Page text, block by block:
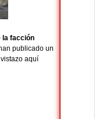
la facción
publicado un
aquí